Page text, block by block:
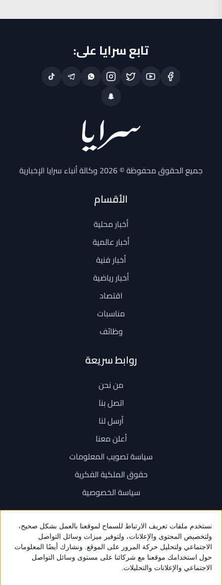
تابع سرايا على:
جميع الحقوق محفوظة © 2026 وكالة أنباء سرايا الإخبارية
الأقسام
أخبار محلية
أخبار عالمية
أخبار فنية
أخبار رياضية
اقتصاد
مناسبات
وظائف
روابط سريعة
من نحن
اتصل بنا
أرسل لنا
أعلن معنا
سياسة تصويب المعلومات
حقوق الملكية الفكرية
سياسة الخصوصية
اتصل بنا
+962 6 534 1777
+962 79 202 7000